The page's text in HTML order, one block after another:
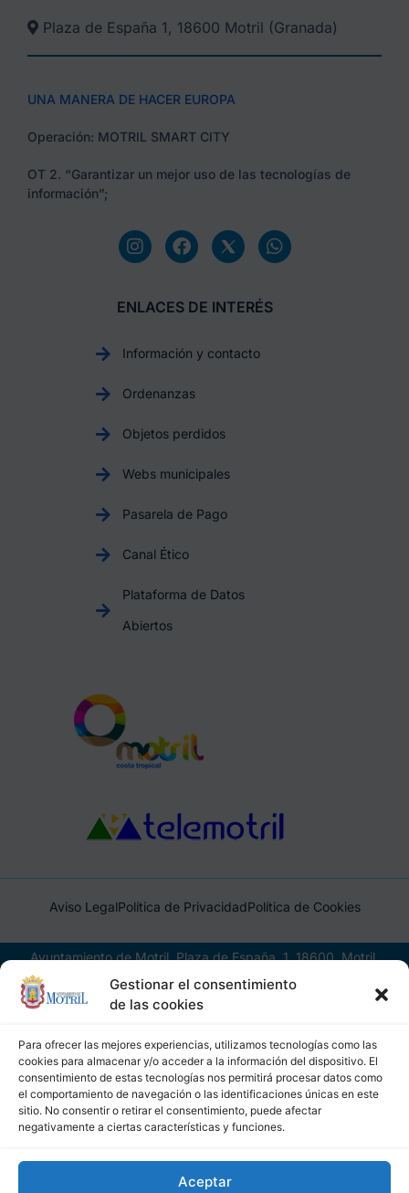
Gestionar el consentimiento
de las cookies
Para ofrecer las mejores experiencias, utilizamos tecnologías como las
cookies para almacenar y/o acceder a la información del dispositivo. El
consentimiento de estas tecnologías nos permitirá procesar datos como
el comportamiento de navegación o las identificaciones únicas en este
sitio. No consentir o retirar el consentimiento, puede afectar
negativamente a ciertas características y funciones.
Aceptar
Plaza de España 1, 18600 Motril (Granada)​
UNA MANERA DE HACER EUROPA
Operación: MOTRIL SMART CITY
OT 2. “Garantizar un mejor uso de las tecnologías de
información”;
ENLACES DE INTERÉS
Información y contacto
Ordenanzas
Objetos perdidos
Webs municipales
Pasarela de Pago
Canal Ético
Plataforma de Datos
Abiertos
Aviso LegalPolítica de PrivacidadPolítica de Cookies
Ayuntamiento de Motril, Plaza de España, 1, 18600, Motril,
(Granada), CIF: P1814200J, DIR3: L01181400